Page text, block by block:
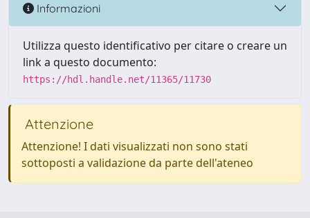
Informazioni
Utilizza questo identificativo per citare o creare un
link a questo documento:
https://hdl.handle.net/11365/11730
Attenzione
Attenzione! I dati visualizzati non sono stati
sottoposti a validazione da parte dell'ateneo